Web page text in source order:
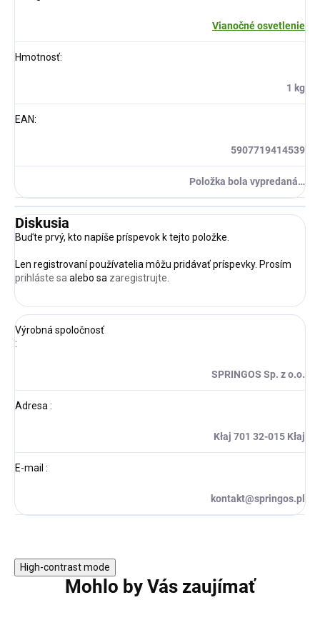
Vianočné osvetlenie
Hmotnosť:
1 kg
EAN:
5907719414539
Položka bola vypredaná…
Diskusia
Buďte prvý, kto napíše príspevok k tejto položke.
Len registrovaní používatelia môžu pridávať príspevky. Prosím
prihláste sa alebo sa zaregistrujte
Výrobná spoločnosť
:
SPRINGOS Sp. z o.o.
Adresa :
Kłaj 701 32-015 Kłaj
E-mail :
kontakt@springos.pl
High-contrast mode
Mohlo by Vás zaujímať